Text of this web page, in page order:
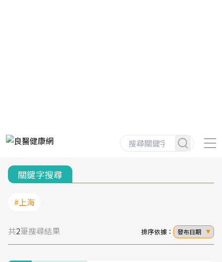
關鍵字搜尋
#上海
共2筆搜尋結果 排序依據： 發布日期